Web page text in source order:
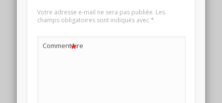
Votre adresse e-mail ne sera pas publiée. Les
champs obligatoires sont indiqués avec*
Commentaire
*